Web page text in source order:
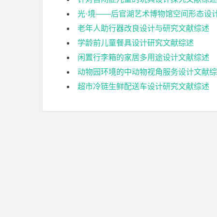
光·境——后官湖艺术博物馆空间形态设
老年人助行器改良设计与研究文献综述
学龄前儿童餐具设计研究文献综述
闲置行李箱的家居多用途设计文献综述
动物园环境的中动物视角服务设计文献
超市冷链生鲜配送车设计研究文献综述